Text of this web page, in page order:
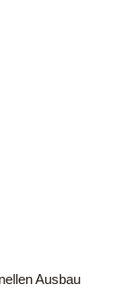
Ausbau